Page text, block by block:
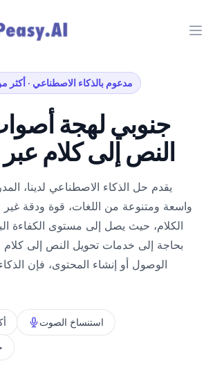
مدعوم بالذكاء الاصطناعي · أكثر من 1,500
جنوبي لهجة
النص إلى كلام عبر
يقدم حل الذكاء الاصطناعي لدينا،
واسعة ومتنوعة من اللغات، قوة ودقة
الكلام، حيث يصل إلى مستوى الكفاءة
بحاجة إلى خدمات تحويل النص إلى كلام
الوصول أو إنشاء المحتوى، فإن
استنساخ الصوت